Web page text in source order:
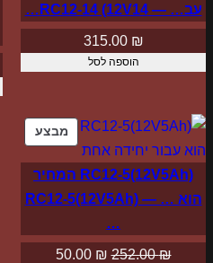
עב… — RC12-14 (12V14…
315.00 ₪
הוספה לסל
מבצעמוצרים
במבצע
RC12-5(12V5Ah) המחיר
הוא … — RC12-5(12V5Ah)
…
252.00₪
המחיר
50.00 ₪